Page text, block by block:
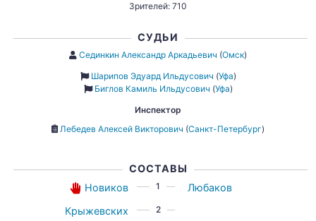
Зрителей: 710
СУДЬИ
Сединкин Александр Аркадьевич (Омск)
Шарипов Эдуард Ильдусович (Уфа)
Биглов Камиль Ильдусович (Уфа)
Инспектор
Лебедев Алексей Викторович (Санкт-Петербург)
СОСТАВЫ
Новиков
1
Любаков
Крыжевских
2